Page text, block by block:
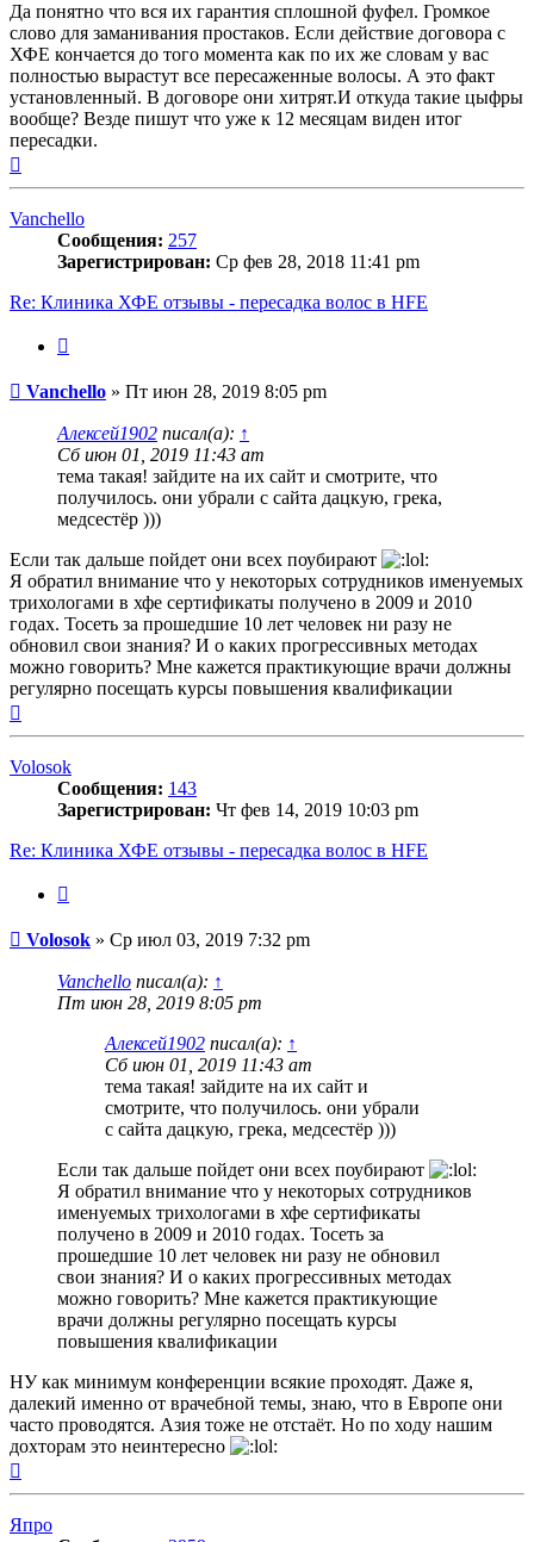
Да понятно что вся их гарантия сплошной фуфел. Громкое
слово для заманивания простаков. Если действие договора с
ХФЕ кончается до того момента как по их же словам у вас
полностью вырастут все пересаженные волосы. А это факт
установленный. В договоре они хитрят.И откуда такие цыфры
вообще? Везде пишут что уже к 12 месяцам виден итог
пересадки.
Vanchello
Сообщения: 257
Зарегистрирован: Ср фев 28, 2018 11:41 pm
Re: Клиника ХФЕ отзывы - пересадка волос в HFE
Сообщение
Vanchello » Пт июн 28, 2019 8:05 pm
Алексей1902 писал(а): ↑
Сб июн 01, 2019 11:43 am
тема такая! зайдите на их сайт и смотрите, что
получилось. они убрали с сайта дацкую, грека,
медсестёр )))
Если так дальше пойдет они всех поубирают
Я обратил внимание что у некоторых сотрудников именуемых
трихологами в хфе сертификаты получено в 2009 и 2010
годах. Тосеть за прошедшие 10 лет человек ни разу не
обновил свои знания? И о каких прогрессивных методах
можно говорить? Мне кажется практикующие врачи должны
регулярно посещать курсы повышения квалификации
Volosok
Сообщения: 143
Зарегистрирован: Чт фев 14, 2019 10:03 pm
Re: Клиника ХФЕ отзывы - пересадка волос в HFE
Сообщение
Volosok » Ср июл 03, 2019 7:32 pm
Vanchello писал(а): ↑
Пт июн 28, 2019 8:05 pm
Алексей1902 писал(а): ↑
Сб июн 01, 2019 11:43 am
тема такая! зайдите на их сайт и
смотрите, что получилось. они убрали
с сайта дацкую, грека, медсестёр )))
Если так дальше пойдет они всех поубирают
Я обратил внимание что у некоторых сотрудников
именуемых трихологами в хфе сертификаты
получено в 2009 и 2010 годах. Тосеть за
прошедшие 10 лет человек ни разу не обновил
свои знания? И о каких прогрессивных методах
можно говорить? Мне кажется практикующие
врачи должны регулярно посещать курсы
повышения квалификации
НУ как минимум конференции всякие проходят. Даже я,
далекий именно от врачебной темы, знаю, что в Европе они
часто проводятся. Азия тоже не отстаёт. Но по ходу нашим
дохторам это неинтересно
Япро